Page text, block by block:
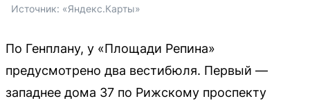
Источник: «Яндекс.Карты»
По Генплану, у «Площади Репина»
предусмотрено два вестибюля. Первый —
западнее дома 37 по Рижскому проспекту